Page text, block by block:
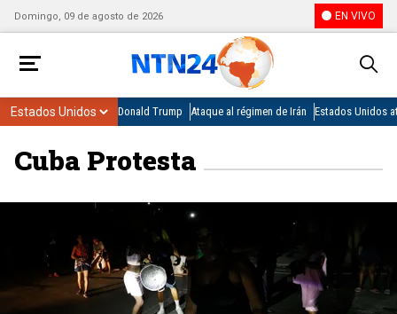
Domingo, 09 de agosto de 2026 EN VIVO
Donald Trump Ataque al régimen de Irán Estados Unidos
Cuba Protesta